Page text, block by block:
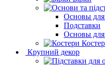
Основы
Подставки
Основы для
Крупний декор